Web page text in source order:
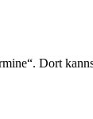
Dort